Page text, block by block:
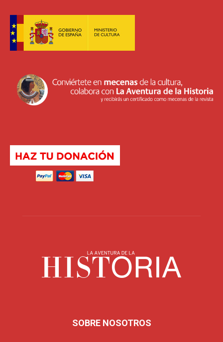
SOBRE NOSOTROS